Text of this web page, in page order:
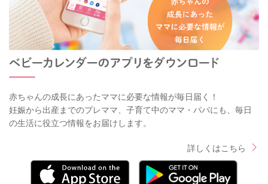
赤ちゃんの成長にあったママに必要な情報が毎日届く！
妊娠から出産までのプレママ、子育て中のママ・パパにも、毎日
の生活に役立つ情報をお届けします。
詳しくはこちら